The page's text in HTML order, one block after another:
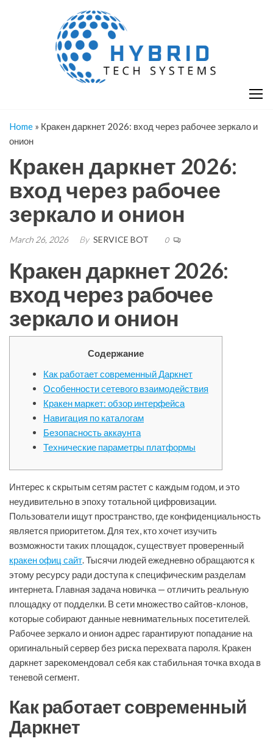
Home » Кракен даркнет 2026: вход через рабочее зеркало и
онион
Кракен даркнет 2026:
вход через рабочее
зеркало и онион
March 26, 2026 By SERVICE BOT 0
Кракен даркнет 2026:
вход через рабочее
зеркало и онион
Содержание
Как работает современный Даркнет
Особенности сетевого взаимодействия
Кракен маркет: обзор интерфейса
Навигация по каталогам
Безопасность аккаунта
Технические параметры платформы
Интерес к скрытым сетям растет с каждым годом, и это
неудивительно в эпоху тотальной цифровизации.
Пользователи ищут пространство, где конфиденциальность
является приоритетом. Для тех, кто хочет изучить
возможности таких площадок, существует проверенный
кракен офиц сайт. Тысячи людей ежедневно обращаются к
этому ресурсу ради доступа к специфическим разделам
интернета. Главная задача новичка — отличить реальную
площадку от подделки. В сети множество сайтов-клонов,
которые собирают данные невнимательных посетителей.
Рабочее зеркало и онион адрес гарантируют попадание на
оригинальный сервер без риска перехвата пароля. Кракен
даркнет зарекомендовал себя как стабильная точка входа в
теневой сегмент.
Как работает современный
Даркнет